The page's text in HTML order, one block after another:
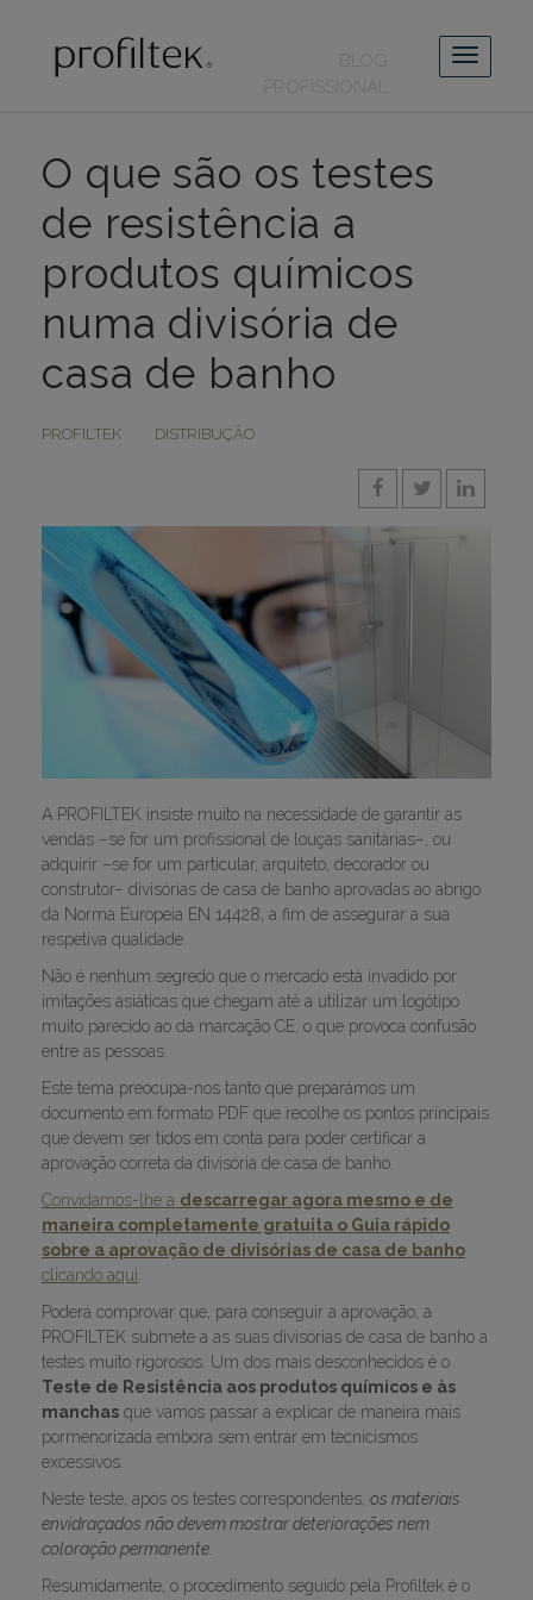
BLOG
PROFISSIONAL
O que são os testes
de resistência a
produtos químicos
numa divisória de
casa de banho
PROFILTEK DISTRIBUÇÃO
A PROFILTEK insiste muito na necessidade de garantir as
vendas –se for um profissional de louças sanitárias–, ou
adquirir –se for um particular, arquiteto, decorador ou
construtor– divisórias de casa de banho aprovadas ao abrigo
da Norma Europeia EN 14428, a fim de assegurar a sua
respetiva qualidade.
Não é nenhum segredo que o mercado está invadido por
imitações asiáticas que chegam até a utilizar um logótipo
muito parecido ao da marcação CE, o que provoca confusão
entre as pessoas.
Este tema preocupa-nos tanto que preparámos um
documento em formato PDF que recolhe os pontos principais
que devem ser tidos em conta para poder certificar a
aprovação correta da divisória de casa de banho.
Convidamos-lhe a descarregar agora mesmo e de
maneira completamente gratuita o Guia rápido
sobre a aprovação de divisórias de casa de banho
clicando aqui.
Poderá comprovar que, para conseguir a aprovação, a
PROFILTEK submete a as suas divisórias de casa de banho a
testes muito rigorosos. Um dos mais desconhecidos é o
Teste de Resistência aos produtos químicos e às
manchas que vamos passar a explicar de maneira mais
pormenorizada embora sem entrar em tecnicismos
excessivos.
Neste teste, após os testes correspondentes, os materiais
envidraçados não devem mostrar deteriorações nem
coloração permanente.
Resumidamente, o procedimento seguido pela Profiltek é o